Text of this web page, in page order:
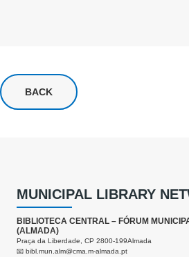
BACK
MUNICIPAL LIBRARY
BIBLIOTECA CENTRAL – FÓRUM
(ALMADA)
Praça da Liberdade, CP 2800-199Almada
📧 bibl.mun.alm@cma.m-almada.pt